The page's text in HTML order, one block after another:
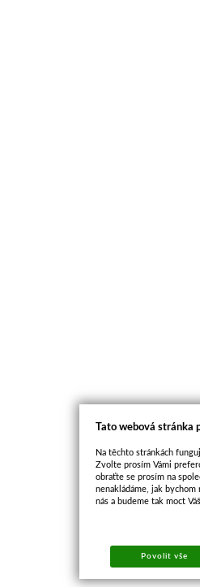
Tato webová stránka
Na těchto stránkách
Zvolte prosím Vámi
obraťte se prosím na
nenakládáme, jak
nás a budeme tak moct
Povolit vše